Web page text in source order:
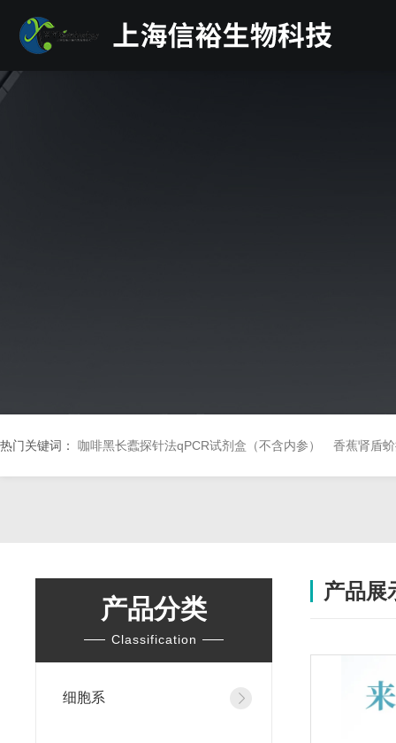
热门关键词： 咖啡黑长蠹探针法qPCR试剂盒（不含内参） 香蕉肾盾
产品分类
Classification
细胞系
产品展